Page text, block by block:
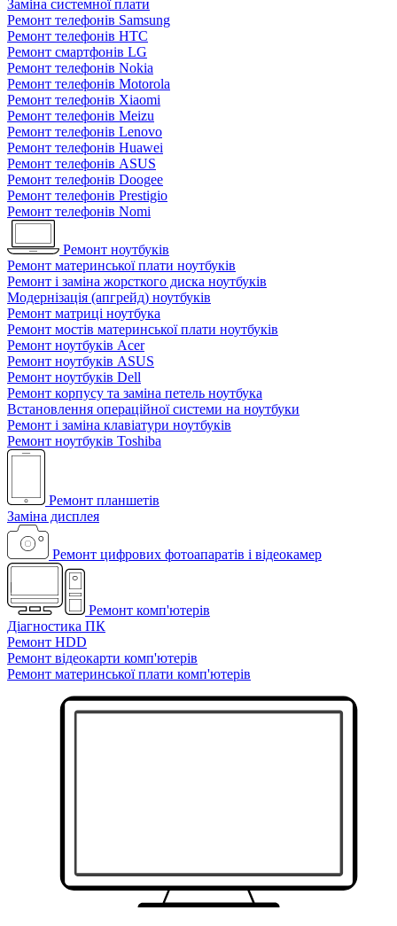
Заміна системної плати
Ремонт телефонів Samsung
Ремонт телефонів HTC
Ремонт смартфонів LG
Ремонт телефонів Nokia
Ремонт телефонів Motorola
Ремонт телефонів Xiaomi
Ремонт телефонів Meizu
Ремонт телефонів Lenovo
Ремонт телефонів Huawei
Ремонт телефонів ASUS
Ремонт телефонів Doogee
Ремонт телефонів Prestigio
Ремонт телефонів Nomi
Ремонт ноутбуків
Ремонт материнської плати ноутбуків
Ремонт і заміна жорсткого диска ноутбуків
Модернізація (апгрейд) ноутбуків
Ремонт матриці ноутбука
Ремонт мостів материнської плати ноутбуків
Ремонт ноутбуків Acer
Ремонт ноутбуків ASUS
Ремонт ноутбуків Dell
Ремонт корпусу та заміна петель ноутбука
Встановлення операційної системи на ноутбуки
Ремонт і заміна клавіатури ноутбуків
Ремонт ноутбуків Toshiba
Ремонт планшетів
Заміна дисплея
Ремонт цифрових фотоапаратів і відеокамер
Ремонт комп'ютерів
Діагностика ПК
Ремонт HDD
Ремонт відеокарти комп'ютерів
Ремонт материнської плати комп'ютерів